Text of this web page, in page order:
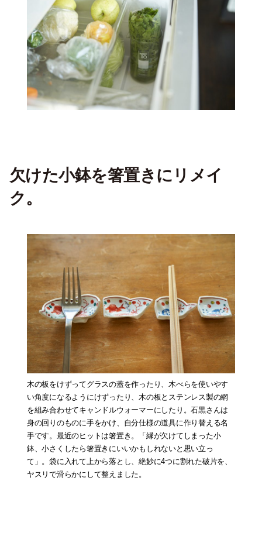
欠けた小鉢を箸置きにリメイ
ク。
木の板をけずってグラスの蓋を作ったり、木べらを使いやす
い角度になるようにけずったり、木の板とステンレス製の網
を組み合わせてキャンドルウォーマーにしたり。石黒さんは
身の回りのものに手をかけ、自分仕様の道具に作り替える名
手です。最近のヒットは箸置き。「縁が欠けてしまった小
鉢、小さくしたら箸置きにいいかもしれないと思い立っ
て」。袋に入れて上から落とし、絶妙に4つに割れた破片を、
ヤスリで滑らかにして整えました。